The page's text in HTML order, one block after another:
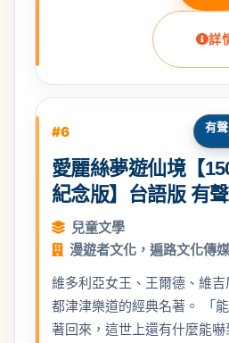
詳
#6 有
愛麗絲夢遊仙境【
紀念版】台語版 有
兒童文學
漫遊者文化，遍路文化傳
維多利亞女王、王爾德、維
都津津樂道的經典名著。 「
著回來，這世上還有什麼能